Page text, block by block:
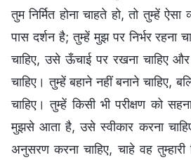
तुम निर्मित होना चाहते हो, तो तुम्हें ऐसा
पास दर्शन है; तुम्हें मुझ पर निर्भर रहना
चाहिए, उसे ऊँचाई पर रखना चाहिए और
चाहिए। तुम्हें बहाने नहीं बनाने चाहिए,
चाहिए। तुम्हें किसी भी परीक्षण को
मुझसे आता है, उसे स्वीकार करना
अनुसरण करना चाहिए, चाहे वह